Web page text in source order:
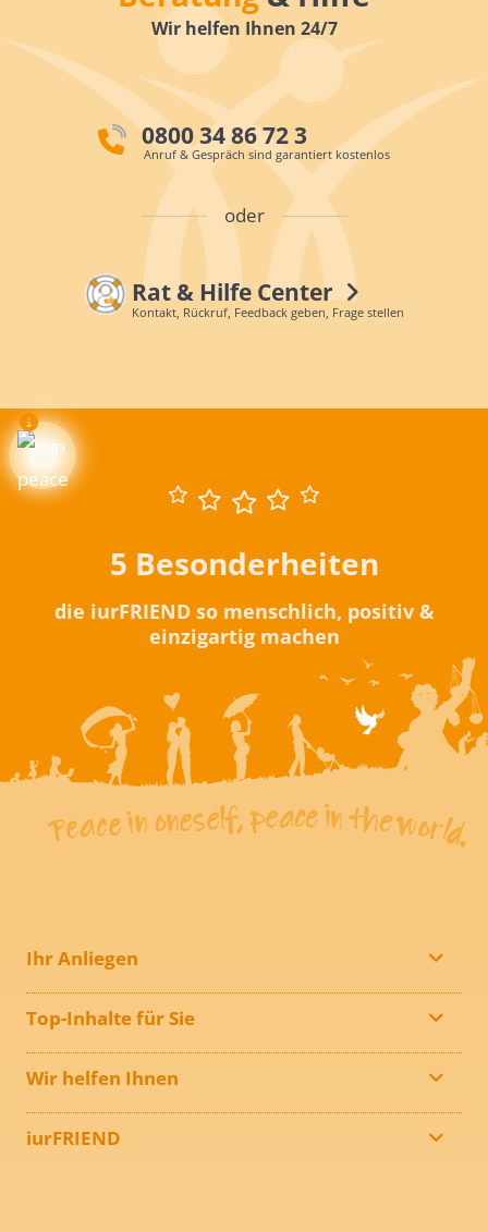
Wir helfen Ihnen 24/7
0800 34 86 72 3
Anruf & Gespräch sind garantiert kostenlos
oder
Rat & Hilfe Center
Kontakt, Rückruf, Feedback geben, Frage stellen
5 Besonderheiten
die iurFRIEND so menschlich, positiv &
einzigartig machen
Ihr Anliegen
Top-Inhalte für Sie
Wir helfen Ihnen
iurFRIEND